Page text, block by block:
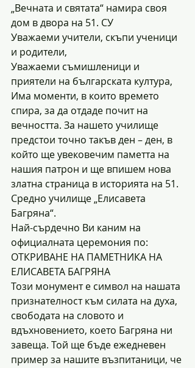
„Вечната и святата“ намира своя
дом в двора на 51. СУ
Уважаеми учители, скъпи ученици
и родители,
Уважаеми съмишленици и
приятели на българската култура,
Има моменти, в които времето
спира, за да отдаде почит на
вечността. За нашето училище
предстои точно такъв ден – ден, в
който ще увековечим паметта на
нашия патрон и ще впишем нова
златна страница в историята на 51.
Средно училище „Елисавета
Багряна“.
Най-сърдечно Ви каним на
официалната церемония по:
ОТКРИВАНЕ НА ПАМЕТНИКА НА
ЕЛИСАВЕТА БАГРЯНА
Този монумент е символ на нашата
признателност към силата на духа,
свободата на словото и
вдъхновението, което Багряна ни
завеща. Той ще бъде ежедневен
пример за нашите възпитаници, че